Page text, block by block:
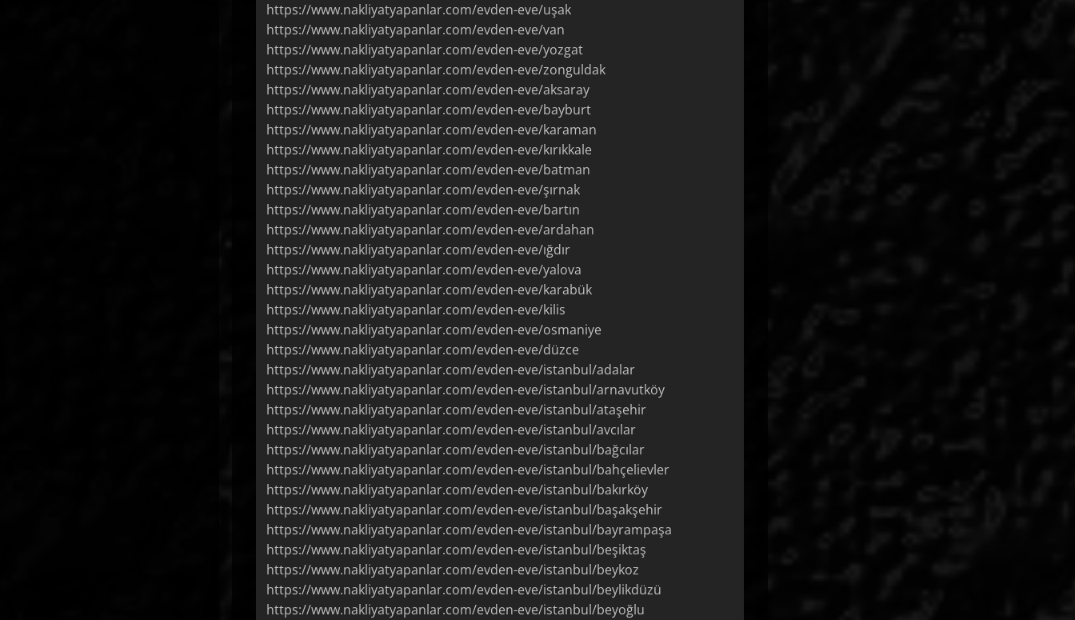
https://www.nakliyatyapanlar.com/evden-eve/uşak
https://www.nakliyatyapanlar.com/evden-eve/van
https://www.nakliyatyapanlar.com/evden-eve/yozgat
https://www.nakliyatyapanlar.com/evden-eve/zonguldak
https://www.nakliyatyapanlar.com/evden-eve/aksaray
https://www.nakliyatyapanlar.com/evden-eve/bayburt
https://www.nakliyatyapanlar.com/evden-eve/karaman
https://www.nakliyatyapanlar.com/evden-eve/kırıkkale
https://www.nakliyatyapanlar.com/evden-eve/batman
https://www.nakliyatyapanlar.com/evden-eve/şırnak
https://www.nakliyatyapanlar.com/evden-eve/bartın
https://www.nakliyatyapanlar.com/evden-eve/ardahan
https://www.nakliyatyapanlar.com/evden-eve/ığdır
https://www.nakliyatyapanlar.com/evden-eve/yalova
https://www.nakliyatyapanlar.com/evden-eve/karabük
https://www.nakliyatyapanlar.com/evden-eve/kilis
https://www.nakliyatyapanlar.com/evden-eve/osmaniye
https://www.nakliyatyapanlar.com/evden-eve/düzce
https://www.nakliyatyapanlar.com/evden-eve/istanbul/adalar
https://www.nakliyatyapanlar.com/evden-eve/istanbul/arnavutköy
https://www.nakliyatyapanlar.com/evden-eve/istanbul/ataşehir
https://www.nakliyatyapanlar.com/evden-eve/istanbul/avcılar
https://www.nakliyatyapanlar.com/evden-eve/istanbul/bağcılar
https://www.nakliyatyapanlar.com/evden-eve/istanbul/bahçelievler
https://www.nakliyatyapanlar.com/evden-eve/istanbul/bakırköy
https://www.nakliyatyapanlar.com/evden-eve/istanbul/başakşehir
https://www.nakliyatyapanlar.com/evden-eve/istanbul/bayrampaşa
https://www.nakliyatyapanlar.com/evden-eve/istanbul/beşiktaş
https://www.nakliyatyapanlar.com/evden-eve/istanbul/beykoz
https://www.nakliyatyapanlar.com/evden-eve/istanbul/beylikdüzü
https://www.nakliyatyapanlar.com/evden-eve/istanbul/beyoğlu